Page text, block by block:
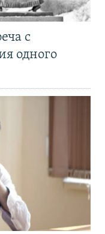
с
одного